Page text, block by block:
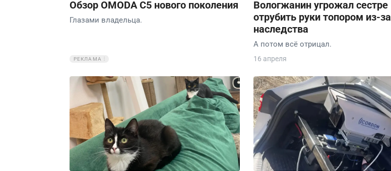
Обзор OMODA C5 нового поколения
Глазами владельца.
РЕКЛАМА
Вологжанин угрожал сестре
отрубить руки топором из-за
наследства
А потом всё отрицал.
16 апреля